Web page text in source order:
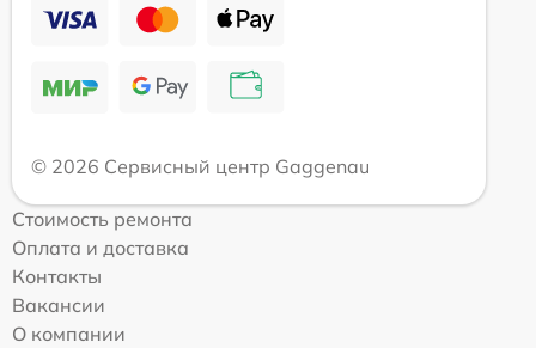
© 2026 Сервисный центр Gaggenau
Стоимость ремонта
Оплата и доставка
Контакты
Вакансии
О компании